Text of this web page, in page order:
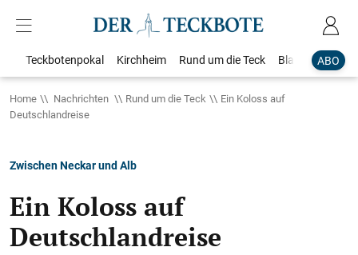
ABO
Teckbotenpokal Kirchheim Rund um die Teck Blaulicht
Home Nachrichten Rund um die Teck
Ein Koloss auf
Deutschlandreise
Zwischen Neckar und Alb
Ein Koloss auf
Deutschlandreise